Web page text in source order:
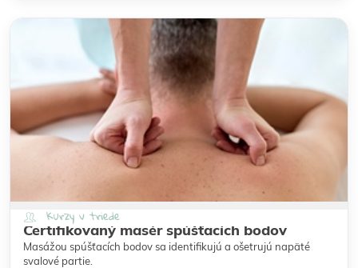
Kurzy v triede
Certifikovaný masér spúšťacích bodov
Masážou spúšťacích bodov sa identifikujú a ošetrujú napäté
svalové partie.